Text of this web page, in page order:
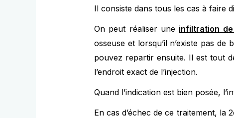
Il consiste dans tous les cas à faire
On peut réaliser une infiltration
osseuse et lorsqu’il n’existe pas
pouvez repartir ensuite. Il est tout
l’endroit exact de l’injection.
Quand l’indication est bien posée,
En cas d’échec de ce traitement, la